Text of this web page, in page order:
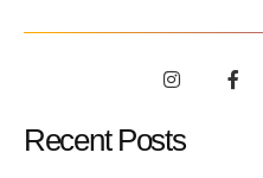
Recent Posts